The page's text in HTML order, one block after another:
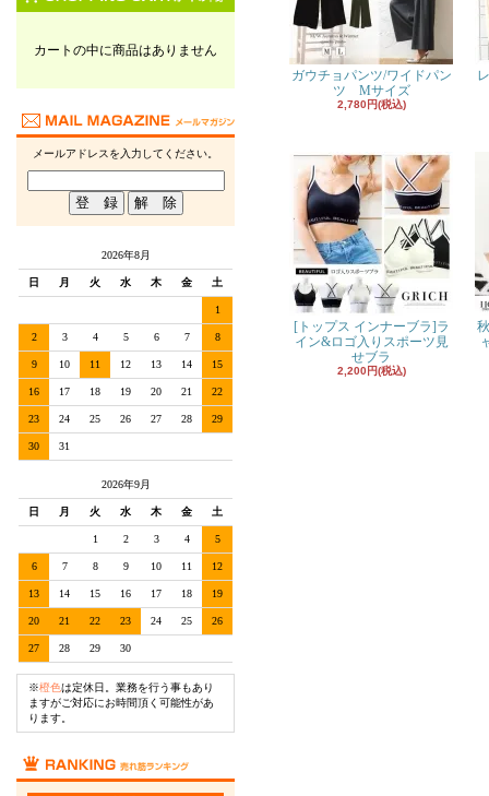
カートの中に商品はありません
メールアドレスを入力してください。
2026年8月
日 月 火 水 木 金 土
1
2 3 4 5 6 7 8
9 10 11 12 13 14 15
16 17 18 19 20 21 22
23 24 25 26 27 28 29
30 31
2026年9月
日 月 火 水 木 金 土
1 2 3 4 5
6 7 8 9 10 11 12
13 14 15 16 17 18 19
20 21 22 23 24 25 26
27 28 29 30
※橙色は定休日。業務を行う事もあり
ますがご対応にお時間頂く可能性があ
ります。
ガウチョパンツ/ワイドパン
ツ Mサイズ
2,780円(税込)
[トップス インナーブラ]ラ
イン&ロゴ入りスポーツ見
せブラ
2,200円(税込)